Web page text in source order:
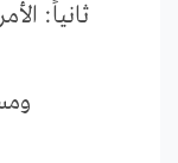
ثانياً: